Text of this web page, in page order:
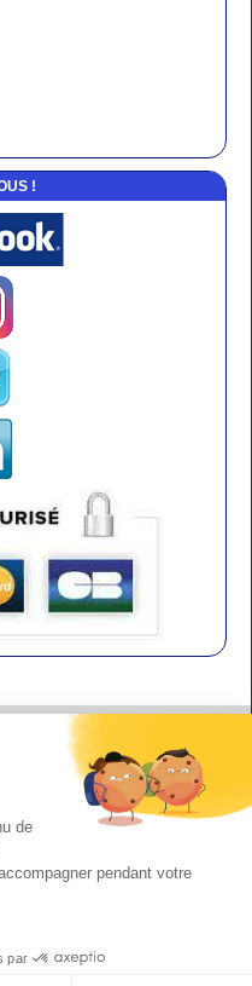
!
de
pendant votre
par